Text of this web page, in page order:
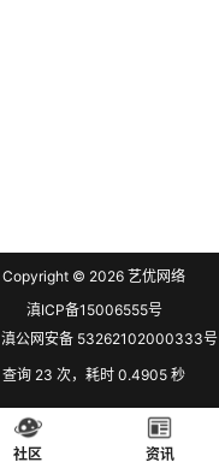
Copyright © 2026 艺优网络
滇ICP备15006555号
滇公网安备 53262102000333号
查询 23 次，耗时 0.4905 秒
社区 资讯